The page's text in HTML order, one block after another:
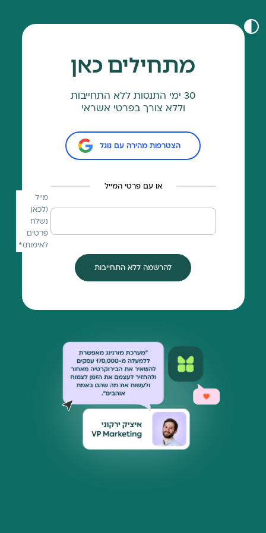
מתחילים כאן
30 ימי התנסות ללא התחייבות
וללא צורך בפרטי אשראי
הצטרפות מהירה עם גוגל
או עם פרטי המייל
מייל
(לכאן
נשלח
פרטים
לאימות)*
להרשמה ללא התחייבות